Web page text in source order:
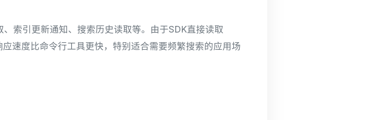
索引更新通知、搜索历史读取等。由于SDK直接读取
速度比命令行工具更快，特别适合需要频繁搜索的应用场